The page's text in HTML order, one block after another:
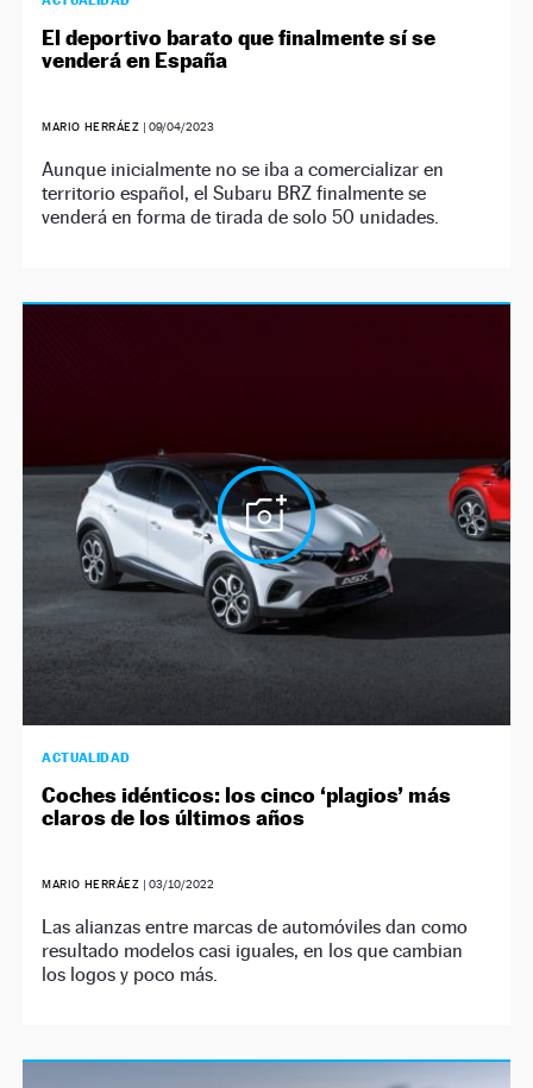
El deportivo barato que finalmente sí se
venderá en España
MARIO HERRÁEZ | 09/04/2023
Aunque inicialmente no se iba a comercializar en
territorio español, el Subaru BRZ finalmente se
venderá en forma de tirada de solo 50 unidades.
ACTUALIDAD
Coches idénticos: los cinco ‘plagios’ más
claros de los últimos años
MARIO HERRÁEZ | 03/10/2022
Las alianzas entre marcas de automóviles dan como
resultado modelos casi iguales, en los que cambian
los logos y poco más.